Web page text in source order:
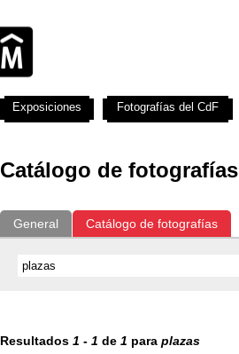
Catálogo de fotografías
General Catálogo de fotografías
Resultados 1 - 1 de 1 para plazas
Exposiciones Fotografías del CdF